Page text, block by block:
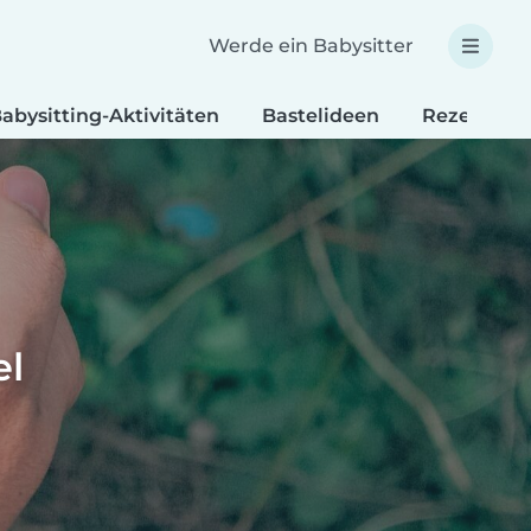
Werde ein Babysitter
Aktivitäten Bastelideen Rezepte